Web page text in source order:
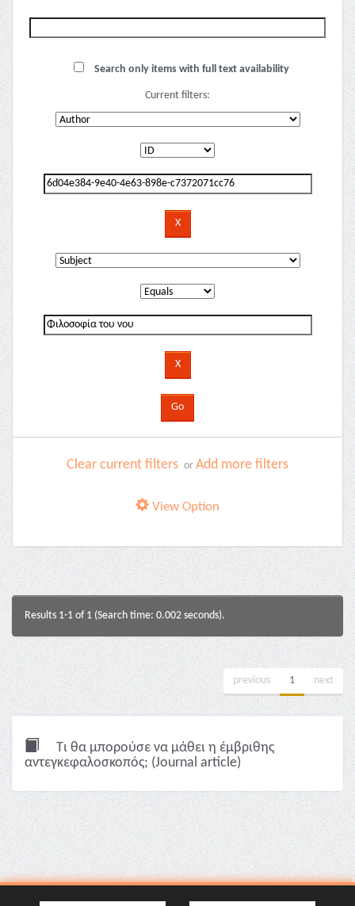
Search only items with full text availability
Current filters:
Clear current filters or Add more filters
View Option
Results 1-1 of 1 (Search time: 0.002 seconds).
previous 1 next
Τι θα μπορούσε να μάθει η έμβριθης
αντεγκεφαλοσκοπός; (Journal article)